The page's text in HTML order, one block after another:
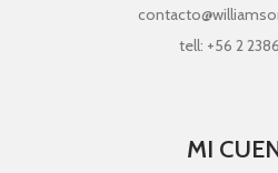
tell: +56 2
MI